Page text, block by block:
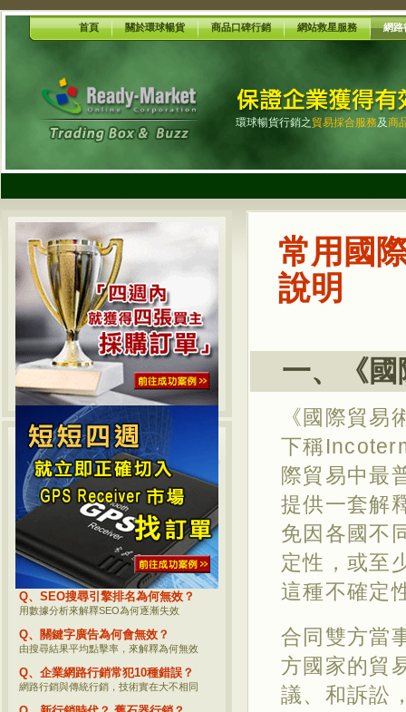
首頁 關於環球暢貨 商品口碑行銷 網站救星服務 網路
環球暢貨行銷之 貿易採合服務及商
常用國
說明
一、《
《國際貿易
下稱
際貿易中最
提供一套解
免因各國不
定性，或至
這種不確定
合同雙方當
方國家的貿
議、和訴訟
熱門網路行銷話題
Q、何評估商品網路行銷的價值？
網路行銷後到底要看哪些數據？
Q、企業網路行銷必須追蹤的事？
重要網路行銷觀念分享，您一定要瞭解
Q、影響SEO的參數究竟有哪些？
參考坊間資料？不如直接看Google公開的
Q、SEO搜尋引擎排名為何無效？
用數據分析來解釋SEO為何逐漸失效
Q、關鍵字廣告為何會無效？
由搜尋結果平均點擊率，來解釋為何無效
Q、企業網路行銷常犯10種錯誤？
網路行銷與傳統行銷，技術實在大不相同